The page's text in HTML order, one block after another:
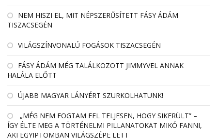
NEM HISZI EL, MIT NÉPSZERŰSÍTETT FÁSY ÁDÁM
TISZACSEGÉN
VILÁGSZÍNVONALÚ FOGÁSOK TISZACSEGÉN
FÁSY ÁDÁM MÉG TALÁLKOZOTT JIMMYVEL ANNAK
HALÁLA ELŐTT
ÚJABB MAGYAR LÁNYÉRT SZURKOLHATUNK!
„MÉG NEM FOGTAM FEL TELJESEN, HOGY SIKERÜLT” –
ÍGY ÉLTE MEG A TÖRTÉNELMI PILLANATOKAT MIKÓ FANNI,
AKI EGYIPTOMBAN VILÁGSZÉPE LETT